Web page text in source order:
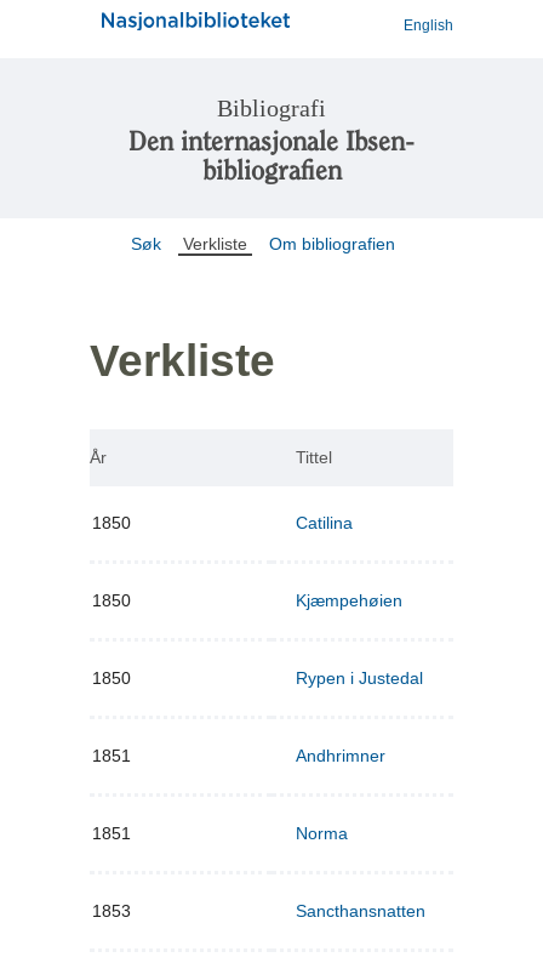
English
Bibliografi
Den internasjonale Ibsen-
bibliografien
Søk Verkliste Om bibliografien
Verkliste
År Tittel
1850 Catilina
1850 Kjæmpehøien
1850 Rypen i Justedal
1851 Andhrimner
1851 Norma
1853 Sancthansnatten